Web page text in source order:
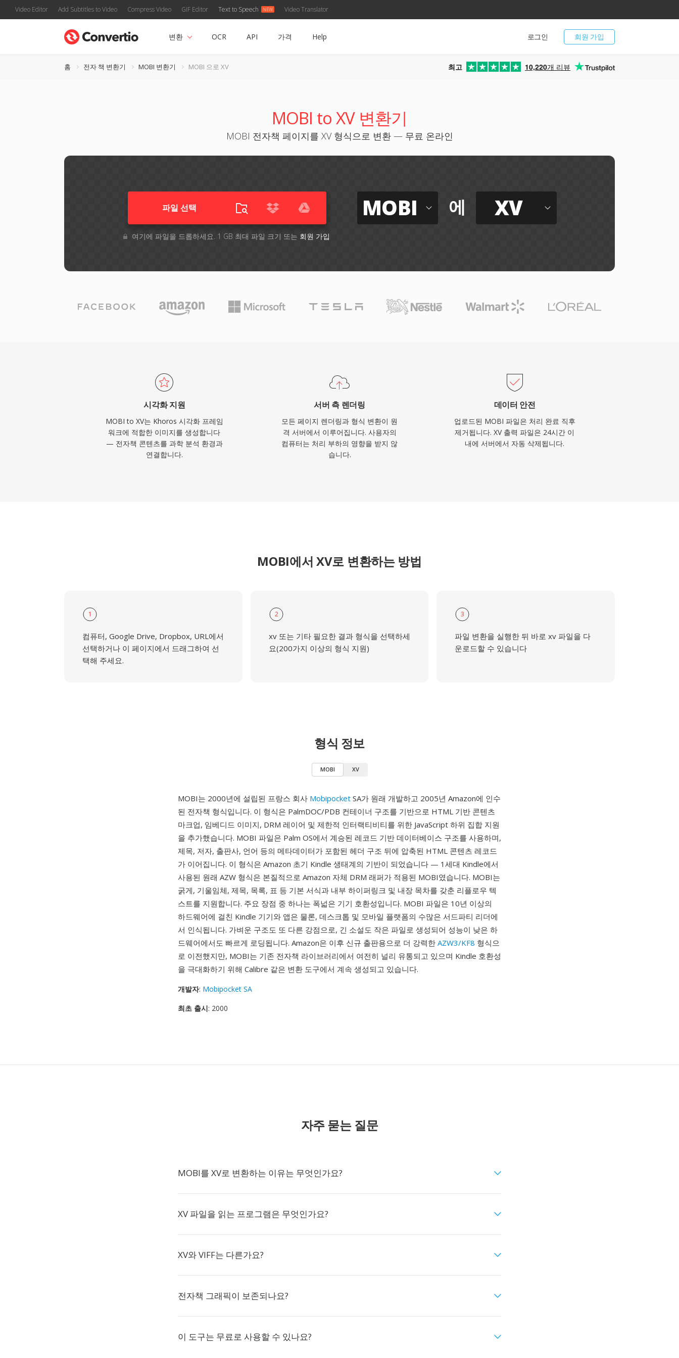
Video Editor Add Subtitles to Video Compress Video GIF Editor Text to Speech Video Translator
회원 가입
로그인
변환 OCR API 가격 Help
홈 전자 책 변환기 MOBI 변환기 MOBI 으로 XV 최고 10,220개 리뷰
MOBI to XV 변환기
MOBI 전자책 페이지를 XV 형식으로 변환 — 무료 온라인
파일 선택
여기에 파일을 드롭하세요. 1 GB 최대 파일 크기 또는 회원 가입
MOBI 에 XV
시각화 지원
MOBI to XV는 Khoros 시각화 프레임
워크에 적합한 이미지를 생성합니다
— 전자책 콘텐츠를 과학 분석 환경과
연결합니다.
서버 측 렌더링
모든 페이지 렌더링과 형식 변환이 원
격 서버에서 이루어집니다. 사용자의
컴퓨터는 처리 부하의 영향을 받지 않
습니다.
데이터 안전
업로드된 MOBI 파일은 처리 완료 직후
제거됩니다. XV 출력 파일은 24시간 이
내에 서버에서 자동 삭제됩니다.
MOBI에서 XV로 변환하는 방법
1
컴퓨터, Google Drive, Dropbox, URL에서
선택하거나 이 페이지에서 드래그하여 선
택해 주세요.
2
xv 또는 기타 필요한 결과 형식을 선택하세
요(200가지 이상의 형식 지원)
3
파일 변환을 실행한 뒤 바로 xv 파일을 다
운로드할 수 있습니다
형식 정보
MOBI XV
MOBI는 2000년에 설립된 프랑스 회사 Mobipocket SA가 원래 개발하고 2005년 Amazon에 인수
된 전자책 형식입니다. 이 형식은 PalmDOC/PDB 컨테이너 구조를 기반으로 HTML 기반 콘텐츠
마크업, 임베디드 이미지, DRM 레이어 및 제한적 인터랙티비티를 위한 JavaScript 하위 집합 지원
을 추가했습니다. MOBI 파일은 Palm OS에서 계승된 레코드 기반 데이터베이스 구조를 사용하며,
제목, 저자, 출판사, 언어 등의 메타데이터가 포함된 헤더 구조 뒤에 압축된 HTML 콘텐츠 레코드
가 이어집니다. 이 형식은 Amazon 초기 Kindle 생태계의 기반이 되었습니다 — 1세대 Kindle에서
사용된 원래 AZW 형식은 본질적으로 Amazon 자체 DRM 래퍼가 적용된 MOBI였습니다. MOBI는
굵게, 기울임체, 제목, 목록, 표 등 기본 서식과 내부 하이퍼링크 및 내장 목차를 갖춘 리플로우 텍
스트를 지원합니다. 주요 장점 중 하나는 폭넓은 기기 호환성입니다. MOBI 파일은 10년 이상의
하드웨어에 걸친 Kindle 기기와 앱은 물론, 데스크톱 및 모바일 플랫폼의 수많은 서드파티 리더에
서 인식됩니다. 가벼운 구조도 또 다른 강점으로, 긴 소설도 작은 파일로 생성되어 성능이 낮은 하
드웨어에서도 빠르게 로딩됩니다. Amazon은 이후 신규 출판용으로 더 강력한 AZW3/KF8 형식으
로 이전했지만, MOBI는 기존 전자책 라이브러리에서 여전히 널리 유통되고 있으며 Kindle 호환성
을 극대화하기 위해 Calibre 같은 변환 도구에서 계속 생성되고 있습니다.
개발자: Mobipocket SA
최초 출시: 2000
자주 묻는 질문
MOBI를 XV로 변환하는 이유는 무엇인가요?
XV 파일을 읽는 프로그램은 무엇인가요?
XV와 VIFF는 다른가요?
전자책 그래픽이 보존되나요?
이 도구는 무료로 사용할 수 있나요?